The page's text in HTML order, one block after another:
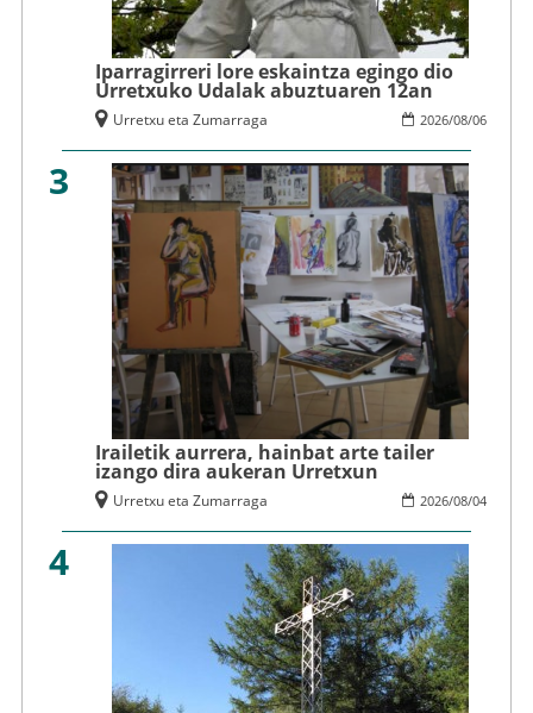
Iparragirreri lore eskaintza egingo dio
Urretxuko Udalak abuztuaren 12an
2026/08/06
Urretxu eta Zumarraga
3
Irailetik aurrera, hainbat arte tailer
izango dira aukeran Urretxun
2026/08/04
Urretxu eta Zumarraga
4